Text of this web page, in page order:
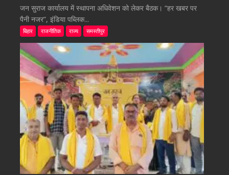
जन सुराज कार्यालय में स्थापना अधिवेशन को लेकर बैठक। “हर खबर पर
पैनी नजर”, इंडिया पब्लिक...
बिहार राजनीतिक राज्य समस्तीपुर